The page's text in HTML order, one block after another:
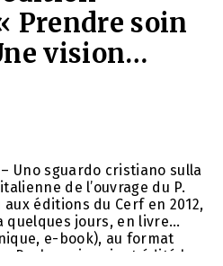
Prendre soin
vision
» en livre
Uno sguardo cristiano sulla
de l’ouvrage du P.
éditions du Cerf en 2012,
quelques jours, en livre
e-book), au format
Paolo, qui avaient édité la